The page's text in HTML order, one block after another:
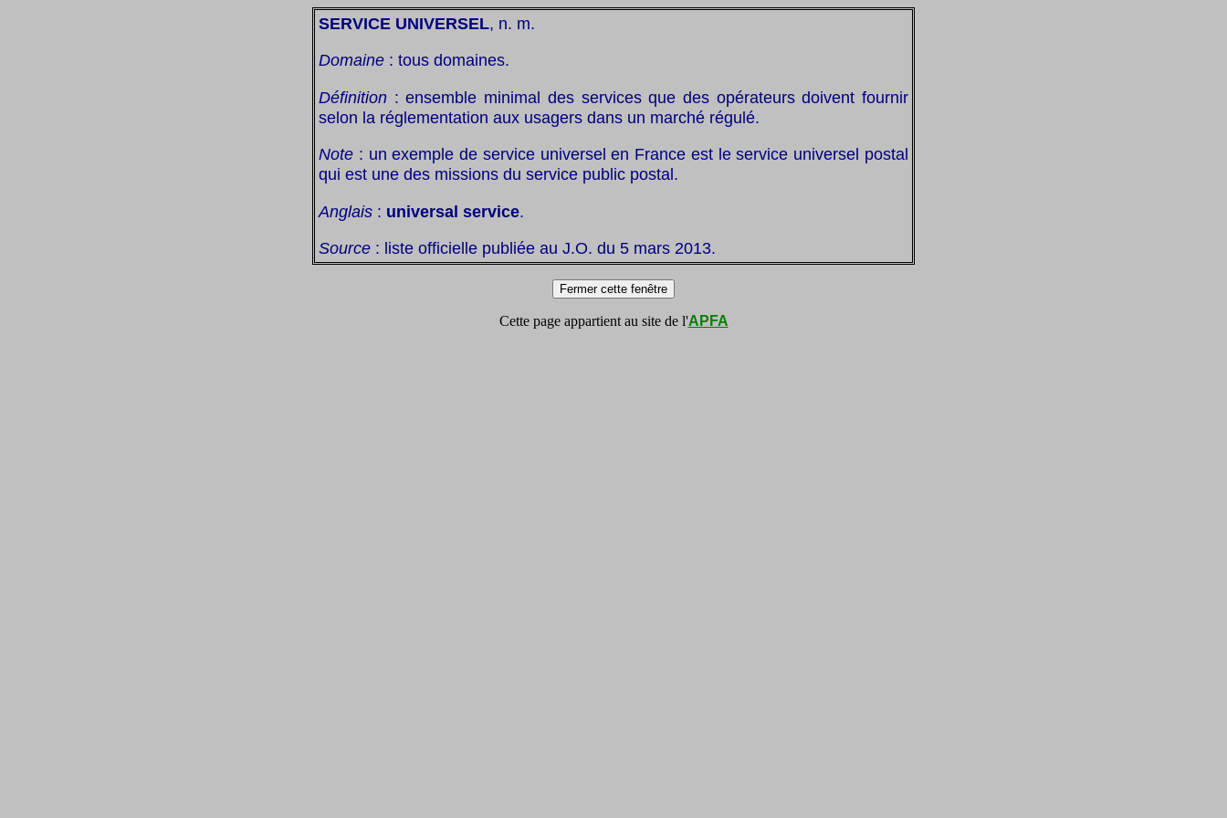
SERVICE UNIVERSEL, n. m.
Domaine : tous domaines.
Définition : ensemble minimal des services que des opérateurs doivent fournir
selon la réglementation aux usagers dans un marché régulé.
Note : un exemple de service universel en France est le service universel postal
qui est une des missions du service public postal.
Anglais : universal service.
Source : liste officielle publiée au J.O. du 5 mars 2013.
Cette page appartient au site de l'APFA